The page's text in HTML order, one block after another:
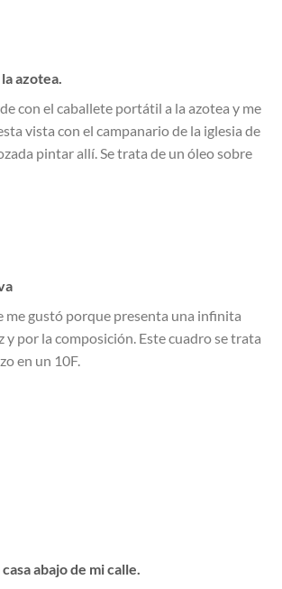
azotea.
con el caballete portátil a la azotea y me
vista con el campanario de la iglesia de
pintar allí. Se trata de un óleo sobre
me gustó porque presenta una infinita
y por la composición. Este cuadro se trata
en un 10F.
abajo de mi calle.